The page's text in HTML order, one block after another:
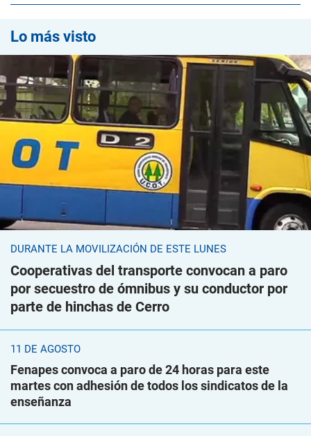
Lo más visto
DURANTE LA MOVILIZACIÓN DE ESTE LUNES
Cooperativas del transporte convocan a paro
por secuestro de ómnibus y su conductor por
parte de hinchas de Cerro
11 DE AGOSTO
Fenapes convoca a paro de 24 horas para este
martes con adhesión de todos los sindicatos de la
enseñanza